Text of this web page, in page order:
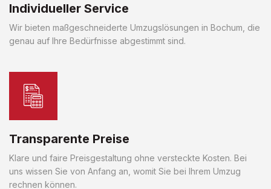
Individueller Service
Wir bieten maßgeschneiderte Umzugslösungen in Bochum, die
genau auf Ihre Bedürfnisse abgestimmt sind.
Transparente Preise
Klare und faire Preisgestaltung ohne versteckte Kosten. Bei
uns wissen Sie von Anfang an, womit Sie bei Ihrem Umzug
rechnen können.